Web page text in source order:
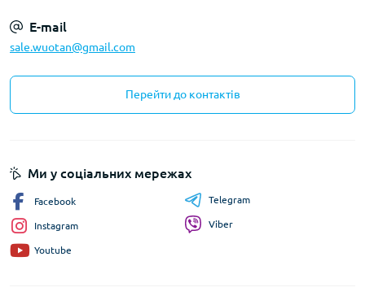
E-mail
sale.wuotan@gmail.com
Перейти до контактів
Ми у соціальних мережах
Facebook
Instagram
Youtube
Telegram
Viber